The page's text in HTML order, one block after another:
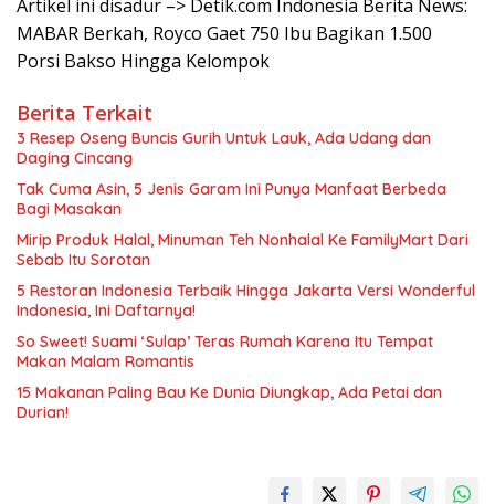
Artikel ini disadur –> Detik.com Indonesia Berita News:
MABAR Berkah, Royco Gaet 750 Ibu Bagikan 1.500
Porsi Bakso Hingga Kelompok
Berita Terkait
3 Resep Oseng Buncis Gurih Untuk Lauk, Ada Udang dan
Daging Cincang
Tak Cuma Asin, 5 Jenis Garam Ini Punya Manfaat Berbeda
Bagi Masakan
Mirip Produk Halal, Minuman Teh Nonhalal Ke FamilyMart Dari
Sebab Itu Sorotan
5 Restoran Indonesia Terbaik Hingga Jakarta Versi Wonderful
Indonesia, Ini Daftarnya!
So Sweet! Suami ‘Sulap’ Teras Rumah Karena Itu Tempat
Makan Malam Romantis
15 Makanan Paling Bau Ke Dunia Diungkap, Ada Petai dan
Durian!